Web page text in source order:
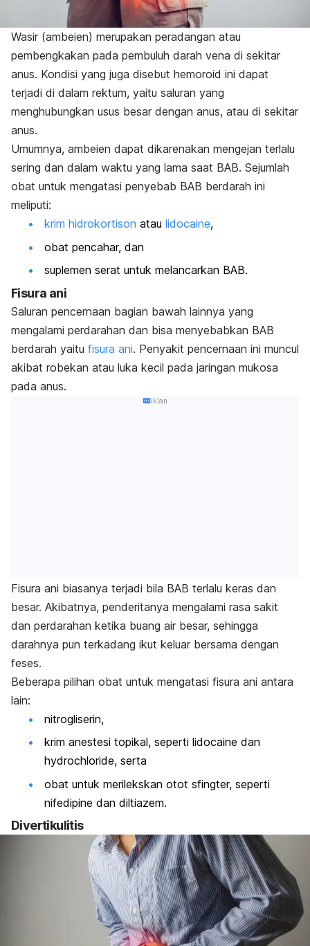
Wasir (ambeien) merupakan peradangan atau
pembengkakan pada pembuluh darah vena di sekitar
anus. Kondisi yang juga disebut hemoroid ini dapat
terjadi di dalam rektum, yaitu saluran yang
menghubungkan usus besar dengan anus, atau di sekitar
anus.
Umumnya, ambeien dapat dikarenakan mengejan terlalu
sering dan dalam waktu yang lama saat BAB. Sejumlah
obat untuk mengatasi penyebab BAB berdarah ini
meliputi:
krim hidrokortison atau lidocaine,
obat pencahar, dan
suplemen serat untuk melancarkan BAB.
Fisura ani
Saluran pencernaan bagian bawah lainnya yang
mengalami perdarahan dan bisa menyebabkan BAB
berdarah yaitu fisura ani. Penyakit pencernaan ini muncul
akibat robekan atau luka kecil pada jaringan mukosa
pada anus.
Iklan
Fisura ani biasanya terjadi bila BAB terlalu keras dan
besar. Akibatnya, penderitanya mengalami rasa sakit
dan perdarahan ketika buang air besar, sehingga
darahnya pun terkadang ikut keluar bersama dengan
feses.
Beberapa pilihan obat untuk mengatasi fisura ani antara
lain:
nitrogliserin,
krim anestesi topikal, seperti lidocaine dan
hydrochloride, serta
obat untuk merilekskan otot sfingter, seperti
nifedipine dan diltiazem.
Divertikulitis